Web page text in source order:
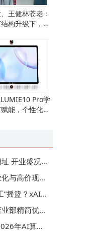
王健林苍老：
构升级下，时
Pro学
能，个性化学
掀区域商超热潮
做将分庭抗礼
器计划引全球热议
务布局持续升级
紧”中有“机”？